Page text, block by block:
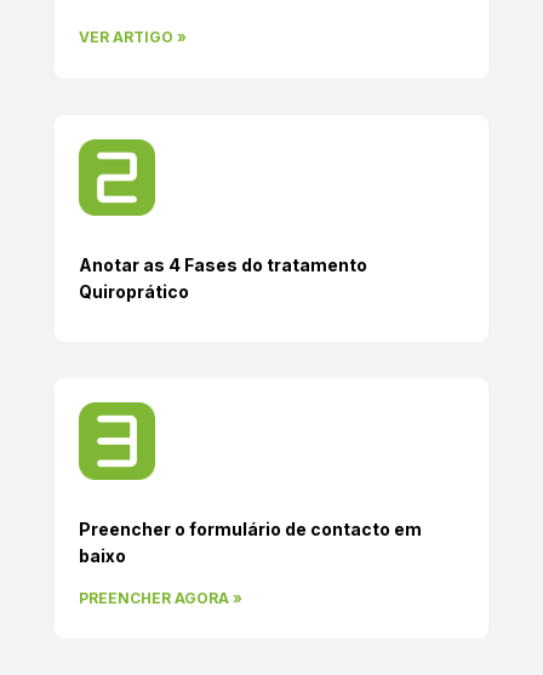
VER ARTIGO »
Anotar as 4 Fases do tratamento
Quiroprático
Preencher o formulário de contacto em
baixo
PREENCHER AGORA »